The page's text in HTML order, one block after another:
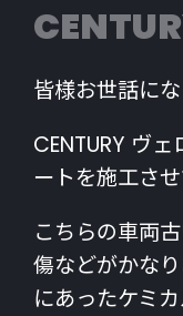
皆様お世話にな
CENTURY ヴ
ートを施工さ
こちらの車両
傷などがかな
にあったケミ